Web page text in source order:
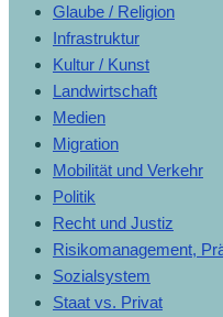
Glaube / Religion
Infrastruktur
Kultur / Kunst
Landwirtschaft
Medien
Migration
Mobilität und Verkehr
Politik
Recht und Justiz
Risikomanagement,
Sozialsystem
Staat vs. Privat